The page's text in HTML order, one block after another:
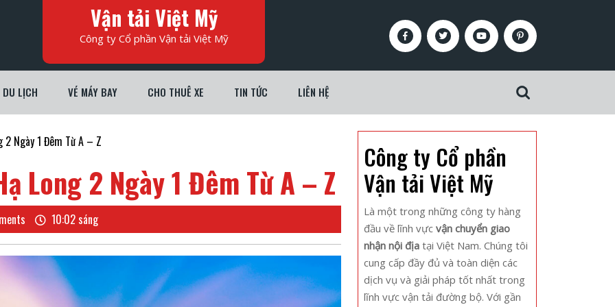
Vận tải Việt Mỹ
Công ty Cổ phần Vận tải Việt Mỹ
FacebookTwitter Youtube Pinterest
DU LỊCH VÉ MÁY BAY CHO THUÊ XE TIN TỨC LIÊN HỆ
2 Ngày 1 Đêm Từ A – Z
Long 2 Ngày 1 Đêm Từ A – Z
10:02 sáng
Công ty Cổ phần
Vận tải Việt Mỹ
Là một trong những công ty hàng
đầu về lĩnh vực vận chuyển giao
nhận nội địa tại Việt Nam. Chúng tôi
cung cấp đầy đủ và toàn diện các
dịch vụ và giải pháp tốt nhất trong
lĩnh vực vận tải đường bộ. Với gần